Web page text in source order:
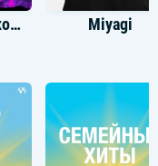
Филипп Киркоров Miyagi